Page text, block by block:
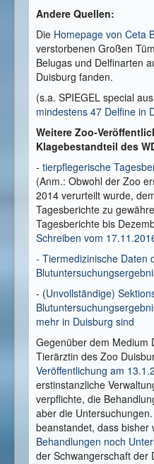
Andere Quellen:
Die Homepage von Ceta
verstorbenen Großen
Belugas und Delfinarten
Duisburg fanden.
(s.a. SPIEGEL special
mindestens 47 Delfine in
Weitere Zoo-
Klagebestandteil des
- tierpflegerische
(Anm.: Obwohl der Zoo
2014 verurteilt wurde,
Tagesberichte zu
Tagesberichte bis
Schreiben vom
- Tiermedizinische Daten
- (Unvollständige)
mehr in Duisburg sind
Gegenüber dem Medium
Tierärztin des Zoo
Veröffentlichung am
erstinstanzliche
verpflichte, die
aber die
beanstandet, dass bisher
Behandlungen noch
der Schwangerschaft der